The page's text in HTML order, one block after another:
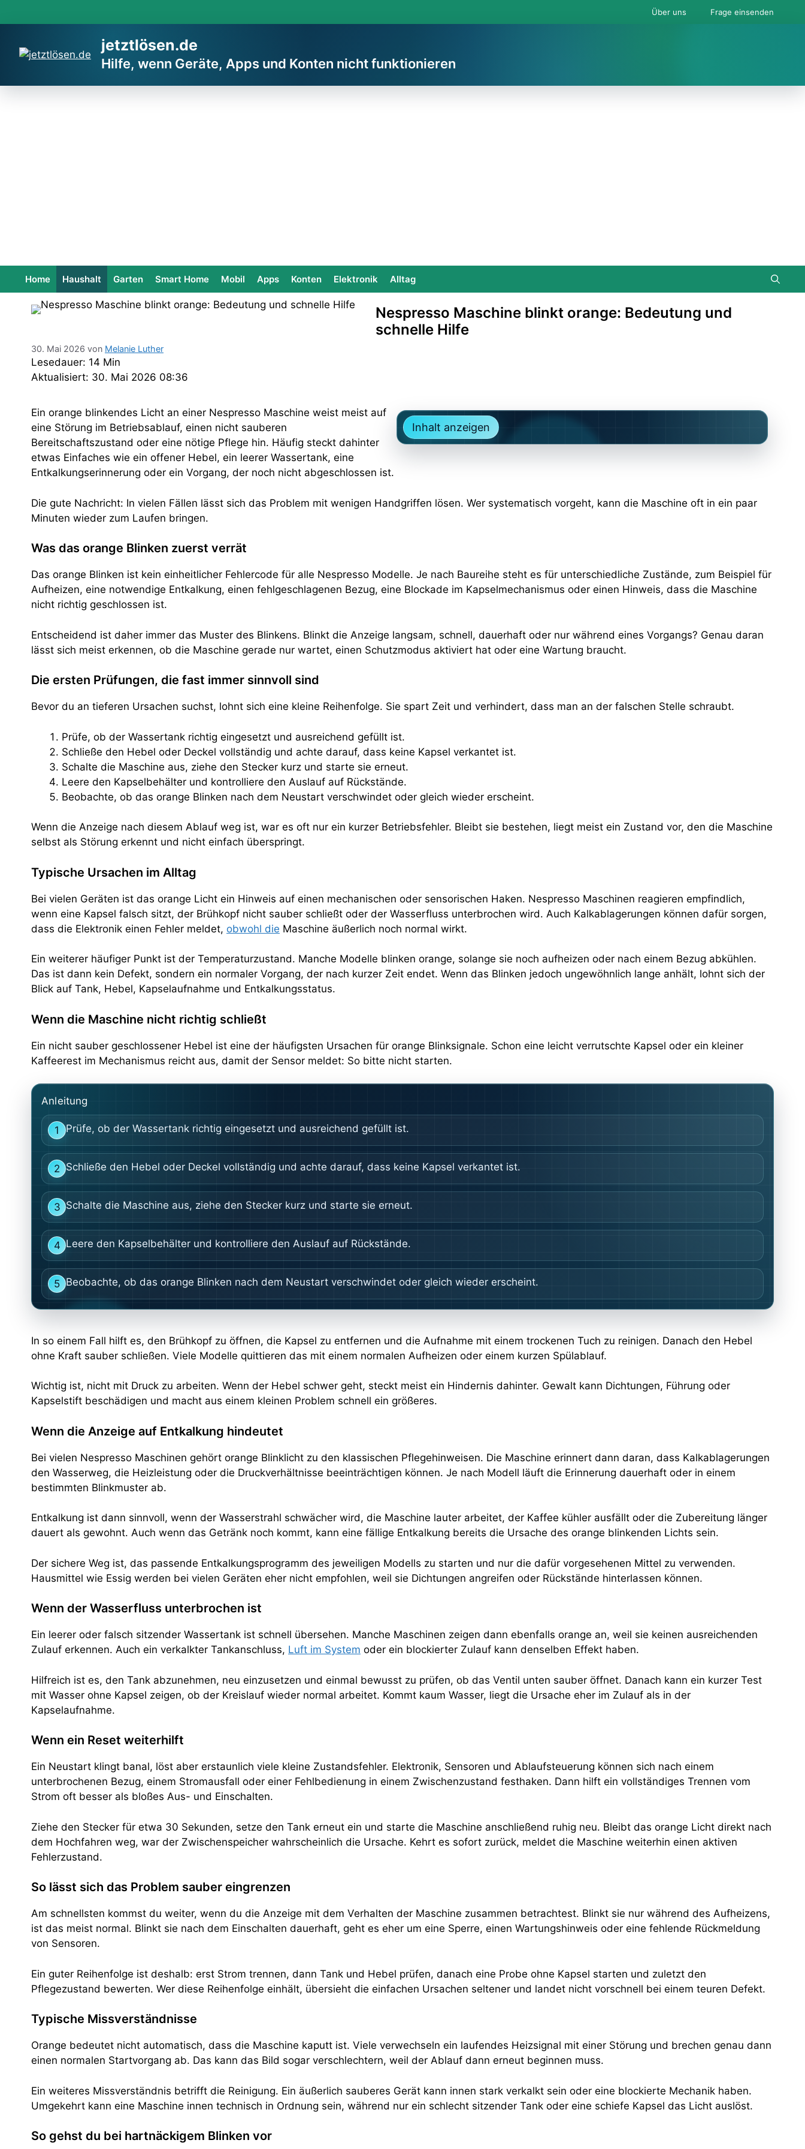
Inhalt
Über uns Frage einsenden
jetztlösen.de
Hilfe, wenn Geräte, Apps und Konten nicht funktionieren
Home Haushalt Garten Smart Home Mobil Apps Konten Elektronik Alltag
Nespresso Maschine blinkt orange: Bedeutung und
schnelle Hilfe
30. Mai 2026 von Melanie Luther
Lesedauer: 14 Min
Aktualisiert: 30. Mai 2026 08:36
Inhalt anzeigen
Ein orange blinkendes Licht an einer Nespresso Maschine weist meist auf
eine Störung im Betriebsablauf, einen nicht sauberen
Bereitschaftszustand oder eine nötige Pflege hin. Häufig steckt dahinter
etwas Einfaches wie ein offener Hebel, ein leerer Wassertank, eine
Entkalkungserinnerung oder ein Vorgang, der noch nicht abgeschlossen ist.
Die gute Nachricht: In vielen Fällen lässt sich das Problem mit wenigen Handgriffen lösen. Wer systematisch vorgeht, kann die Maschine oft in ein paar
Minuten wieder zum Laufen bringen.
Was das orange Blinken zuerst verrät
Das orange Blinken ist kein einheitlicher Fehlercode für alle Nespresso Modelle. Je nach Baureihe steht es für unterschiedliche Zustände, zum Beispiel für
Aufheizen, eine notwendige Entkalkung, einen fehlgeschlagenen Bezug, eine Blockade im Kapselmechanismus oder einen Hinweis, dass die Maschine
nicht richtig geschlossen ist.
Entscheidend ist daher immer das Muster des Blinkens. Blinkt die Anzeige langsam, schnell, dauerhaft oder nur während eines Vorgangs? Genau daran
lässt sich meist erkennen, ob die Maschine gerade nur wartet, einen Schutzmodus aktiviert hat oder eine Wartung braucht.
Die ersten Prüfungen, die fast immer sinnvoll sind
Bevor du an tieferen Ursachen suchst, lohnt sich eine kleine Reihenfolge. Sie spart Zeit und verhindert, dass man an der falschen Stelle schraubt.
Prüfe, ob der Wassertank richtig eingesetzt und ausreichend gefüllt ist.
Schließe den Hebel oder Deckel vollständig und achte darauf, dass keine Kapsel verkantet ist.
Schalte die Maschine aus, ziehe den Stecker kurz und starte sie erneut.
Leere den Kapselbehälter und kontrolliere den Auslauf auf Rückstände.
Beobachte, ob das orange Blinken nach dem Neustart verschwindet oder gleich wieder erscheint.
Wenn die Anzeige nach diesem Ablauf weg ist, war es oft nur ein kurzer Betriebsfehler. Bleibt sie bestehen, liegt meist ein Zustand vor, den die Maschine
selbst als Störung erkennt und nicht einfach überspringt.
Typische Ursachen im Alltag
Bei vielen Geräten ist das orange Licht ein Hinweis auf einen mechanischen oder sensorischen Haken. Nespresso Maschinen reagieren empfindlich,
wenn eine Kapsel falsch sitzt, der Brühkopf nicht sauber schließt oder der Wasserfluss unterbrochen wird. Auch Kalkablagerungen können dafür sorgen,
dass die Elektronik einen Fehler meldet, obwohl die Maschine äußerlich noch normal wirkt.
Ein weiterer häufiger Punkt ist der Temperaturzustand. Manche Modelle blinken orange, solange sie noch aufheizen oder nach einem Bezug abkühlen.
Das ist dann kein Defekt, sondern ein normaler Vorgang, der nach kurzer Zeit endet. Wenn das Blinken jedoch ungewöhnlich lange anhält, lohnt sich der
Blick auf Tank, Hebel, Kapselaufnahme und Entkalkungsstatus.
Wenn die Maschine nicht richtig schließt
Ein nicht sauber geschlossener Hebel ist eine der häufigsten Ursachen für orange Blinksignale. Schon eine leicht verrutschte Kapsel oder ein kleiner
Kaffeerest im Mechanismus reicht aus, damit der Sensor meldet: So bitte nicht starten.
Anleitung
1 Prüfe, ob der Wassertank richtig eingesetzt und ausreichend gefüllt ist.
2 Schließe den Hebel oder Deckel vollständig und achte darauf, dass keine Kapsel verkantet ist.
3 Schalte die Maschine aus, ziehe den Stecker kurz und starte sie erneut.
4 Leere den Kapselbehälter und kontrolliere den Auslauf auf Rückstände.
5 Beobachte, ob das orange Blinken nach dem Neustart verschwindet oder gleich wieder erscheint.
In so einem Fall hilft es, den Brühkopf zu öffnen, die Kapsel zu entfernen und die Aufnahme mit einem trockenen Tuch zu reinigen. Danach den Hebel
ohne Kraft sauber schließen. Viele Modelle quittieren das mit einem normalen Aufheizen oder einem kurzen Spülablauf.
Wichtig ist, nicht mit Druck zu arbeiten. Wenn der Hebel schwer geht, steckt meist ein Hindernis dahinter. Gewalt kann Dichtungen, Führung oder
Kapselstift beschädigen und macht aus einem kleinen Problem schnell ein größeres.
Wenn die Anzeige auf Entkalkung hindeutet
Bei vielen Nespresso Maschinen gehört orange Blinklicht zu den klassischen Pflegehinweisen. Die Maschine erinnert dann daran, dass Kalkablagerungen
den Wasserweg, die Heizleistung oder die Druckverhältnisse beeinträchtigen können. Je nach Modell läuft die Erinnerung dauerhaft oder in einem
bestimmten Blinkmuster ab.
Entkalkung ist dann sinnvoll, wenn der Wasserstrahl schwächer wird, die Maschine lauter arbeitet, der Kaffee kühler ausfällt oder die Zubereitung länger
dauert als gewohnt. Auch wenn das Getränk noch kommt, kann eine fällige Entkalkung bereits die Ursache des orange blinkenden Lichts sein.
Der sichere Weg ist, das passende Entkalkungsprogramm des jeweiligen Modells zu starten und nur die dafür vorgesehenen Mittel zu verwenden.
Hausmittel wie Essig werden bei vielen Geräten eher nicht empfohlen, weil sie Dichtungen angreifen oder Rückstände hinterlassen können.
Wenn der Wasserfluss unterbrochen ist
Ein leerer oder falsch sitzender Wassertank ist schnell übersehen. Manche Maschinen zeigen dann ebenfalls orange an, weil sie keinen ausreichenden
Zulauf erkennen. Auch ein verkalkter Tankanschluss, Luft im System oder ein blockierter Zulauf kann denselben Effekt haben.
Hilfreich ist es, den Tank abzunehmen, neu einzusetzen und einmal bewusst zu prüfen, ob das Ventil unten sauber öffnet. Danach kann ein kurzer Test
mit Wasser ohne Kapsel zeigen, ob der Kreislauf wieder normal arbeitet. Kommt kaum Wasser, liegt die Ursache eher im Zulauf als in der
Kapselaufnahme.
Wenn ein Reset weiterhilft
Ein Neustart klingt banal, löst aber erstaunlich viele kleine Zustandsfehler. Elektronik, Sensoren und Ablaufsteuerung können sich nach einem
unterbrochenen Bezug, einem Stromausfall oder einer Fehlbedienung in einem Zwischenzustand festhaken. Dann hilft ein vollständiges Trennen vom
Strom oft besser als bloßes Aus- und Einschalten.
Ziehe den Stecker für etwa 30 Sekunden, setze den Tank erneut ein und starte die Maschine anschließend ruhig neu. Bleibt das orange Licht direkt nach
dem Hochfahren weg, war der Zwischenspeicher wahrscheinlich die Ursache. Kehrt es sofort zurück, meldet die Maschine weiterhin einen aktiven
Fehlerzustand.
So lässt sich das Problem sauber eingrenzen
Am schnellsten kommst du weiter, wenn du die Anzeige mit dem Verhalten der Maschine zusammen betrachtest. Blinkt sie nur während des Aufheizens,
ist das meist normal. Blinkt sie nach dem Einschalten dauerhaft, geht es eher um eine Sperre, einen Wartungshinweis oder eine fehlende Rückmeldung
von Sensoren.
Ein guter Reihenfolge ist deshalb: erst Strom trennen, dann Tank und Hebel prüfen, danach eine Probe ohne Kapsel starten und zuletzt den
Pflegezustand bewerten. Wer diese Reihenfolge einhält, übersieht die einfachen Ursachen seltener und landet nicht vorschnell bei einem teuren Defekt.
Typische Missverständnisse
Orange bedeutet nicht automatisch, dass die Maschine kaputt ist. Viele verwechseln ein laufendes Heizsignal mit einer Störung und brechen genau dann
einen normalen Startvorgang ab. Das kann das Bild sogar verschlechtern, weil der Ablauf dann erneut beginnen muss.
Ein weiteres Missverständnis betrifft die Reinigung. Ein äußerlich sauberes Gerät kann innen stark verkalkt sein oder eine blockierte Mechanik haben.
Umgekehrt kann eine Maschine innen technisch in Ordnung sein, während nur ein schlecht sitzender Tank oder eine schiefe Kapsel das Licht auslöst.
So gehst du bei hartnäckigem Blinken vor